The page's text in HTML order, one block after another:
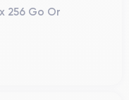
256 Go Or